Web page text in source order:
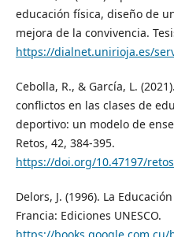
educación física, diseño de
mejora de la convivencia.
https://dialnet.unirioja.es/
Cebolla, R., & García, L.
conflictos en las clases de
deportivo: un modelo de
Retos, 42, 384-395.
https://doi.org/10.47197/
Delors, J. (1996). La
Francia: Ediciones UNESCO.